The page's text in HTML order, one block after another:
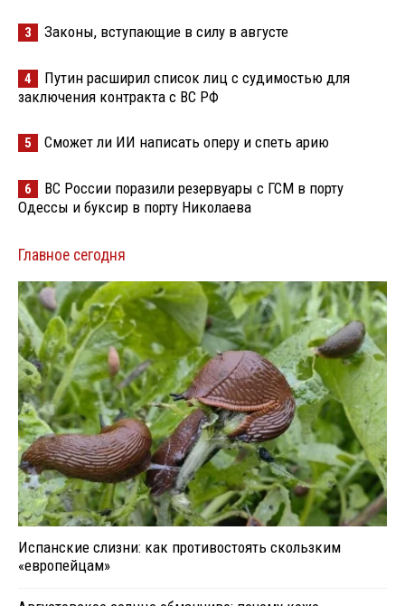
3 Законы, вступающие в силу в августе
4
Путин расширил список лиц с судимостью для
заключения контракта с ВС РФ
5 Сможет ли ИИ написать оперу и спеть арию
6
ВС России поразили резервуары с ГСМ в порту
Одессы и буксир в порту Николаева
Главное сегодня
Испанские слизни: как противостоять скользким
«европейцам»